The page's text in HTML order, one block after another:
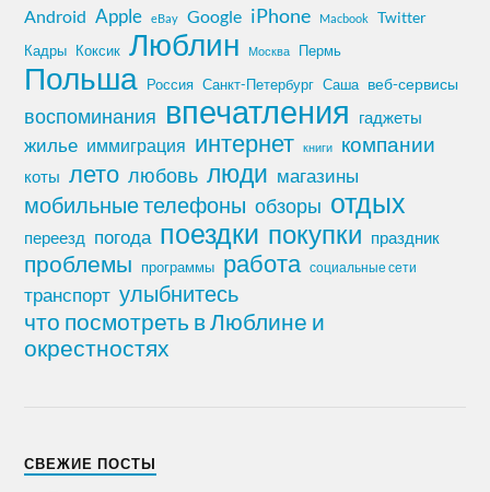
Android Apple eBay Google iPhone Macbook Twitter
Кадры Коксик Люблин Москва Пермь
Польша Россия Санкт-Петербург Саша веб-сервисы
воспоминания впечатления гаджеты
жилье иммиграция интернет книги компании
коты лето любовь люди магазины
мобильные телефоны обзоры отдых
переезд погода поездки покупки праздник
проблемы программы работа социальные сети
транспорт улыбнитесь
что посмотреть в Люблине и
окрестностях
СВЕЖИЕ ПОСТЫ